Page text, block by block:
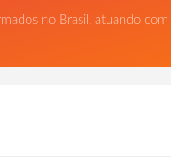
no Brasil, atuando